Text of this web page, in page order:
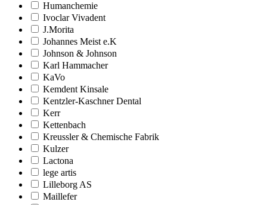
Humanchemie
Ivoclar Vivadent
J.Morita
Johannes Meist e.K
Johnson & Johnson
Karl Hammacher
KaVo
Kemdent Kinsale
Kentzler-Kaschner Dental
Kerr
Kettenbach
Kreussler & Chemische Fabrik
Kulzer
Lactona
lege artis
Lilleborg AS
Maillefer